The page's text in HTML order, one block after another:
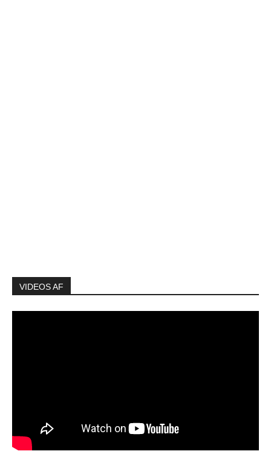
VIDEOS AF